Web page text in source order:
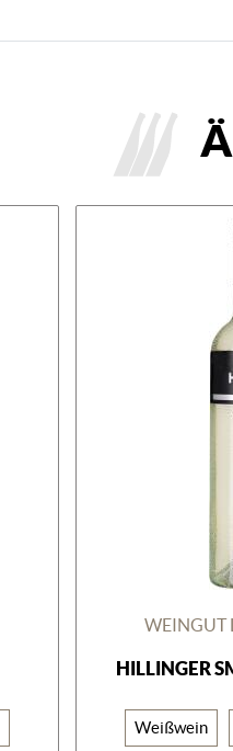
WEINGUT
HILLINGER
Weißwein